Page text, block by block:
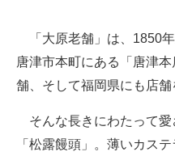
「大原老舗」は、1850
唐津市本町にある「唐津
舗、そして福岡県にも店舗
そんな長きにわたって愛
「松露饅頭」。薄いカス